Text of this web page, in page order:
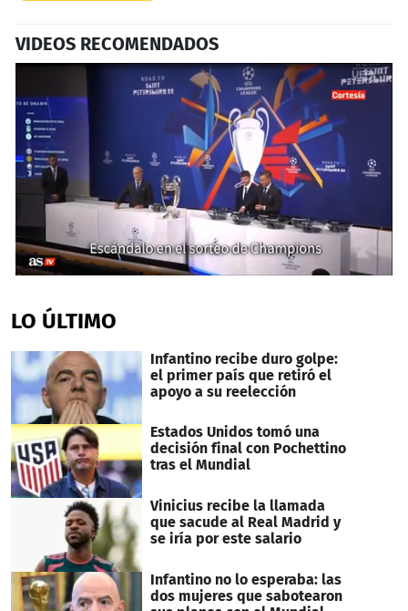
VIDEOS RECOMENDADOS
of
2
14
seconds
LO ÚLTIMO
Infantino recibe duro golpe:
el primer país que retiró el
apoyo a su reelección
Estados Unidos tomó una
decisión final con Pochettino
tras el Mundial
Vinicius recibe la llamada
que sacude al Real Madrid y
se iría por este salario
Infantino no lo esperaba: las
dos mujeres que sabotearon